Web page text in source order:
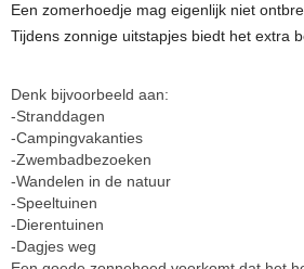
Een zomerhoedje mag eigenlijk niet
Tijdens zonnige uitstapjes biedt het extra
Denk bijvoorbeeld aan:
-Stranddagen
-Campingvakanties
-Zwembadbezoeken
-Wandelen in de natuur
-Speeltuinen
-Dierentuinen
-Dagjes weg